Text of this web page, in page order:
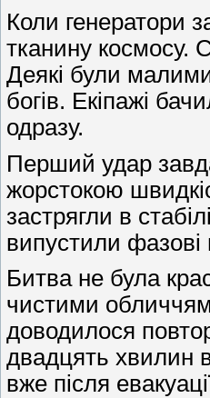
Коли генератори
тканину космосу.
Деякі були
богів. Екіпажі
одразу.
Перший удар
жорстокою
застрягли в
випустили фазові
Битва не була
чистими
доводилося
двадцять хвилин
вже після